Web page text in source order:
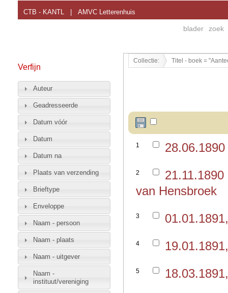
CTB - KANTL AMVC Letterenhuis
blader zoek
Collectie: Titel - boek =
1
2
van Hensbroek
3
4
5
Verfijn
Auteur
Geadresseerde
Datum vóór
Datum
Datum na
Plaats van verzending
Brieftype
Enveloppe
Naam - persoon
Naam - plaats
Naam - uitgever
Naam -
instituut/vereniging